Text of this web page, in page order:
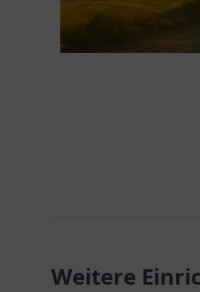
Weitere